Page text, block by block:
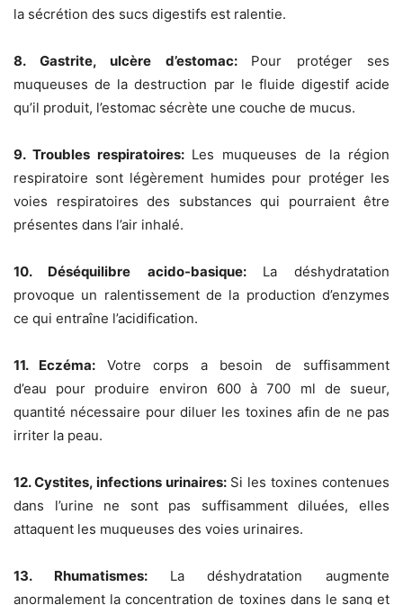
la sécrétion des sucs digestifs est ralentie.
8. Gastrite, ulcère d’estomac: Pour protéger ses
muqueuses de la destruction par le fluide digestif acide
qu’il produit, l’estomac sécrète une couche de mucus.
9. Troubles respiratoires: Les muqueuses de la région
respiratoire sont légèrement humides pour protéger les
voies respiratoires des substances qui pourraient être
présentes dans l’air inhalé.
10. Déséquilibre acido-basique: La déshydratation
provoque un ralentissement de la production d’enzymes
ce qui entraîne l’acidification.
11. Eczéma: Votre corps a besoin de suffisamment
d’eau pour produire environ 600 à 700 ml de sueur,
quantité nécessaire pour diluer les toxines afin de ne pas
irriter la peau.
12. Cystites, infections urinaires: Si les toxines contenues
dans l’urine ne sont pas suffisamment diluées, elles
attaquent les muqueuses des voies urinaires.
13. Rhumatismes: La déshydratation augmente
anormalement la concentration de toxines dans le sang et